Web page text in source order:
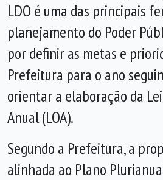
LDO é uma das principais
planejamento do Poder
por definir as metas e
Prefeitura para o ano
orientar a elaboração da
Anual (LOA).
Segundo a Prefeitura, a
alinhada ao Plano